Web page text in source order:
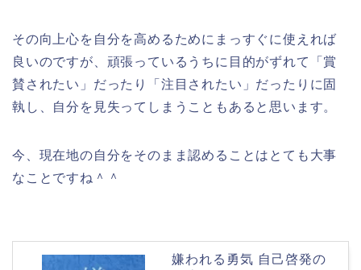
その向上心を自分を高めるためにまっすぐに使えれば
良いのですが、頑張っているうちに目的がずれて「賞
賛されたい」だったり「注目されたい」だったりに固
執し、自分を見失ってしまうこともあると思います。
今、現在地の自分をそのまま認めることはとても大事
なことですね＾＾
嫌われる勇気 自己啓発の